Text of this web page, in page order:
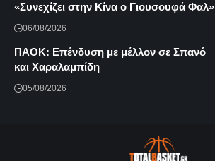
«Συνεχίζει στην Κίνα ο Γιουσουφά Φαλ»
06/08/2026
ΠΑΟΚ: Επένδυση με μέλλον σε Σπανό
και Χαραλαμπίδη
05/08/2026